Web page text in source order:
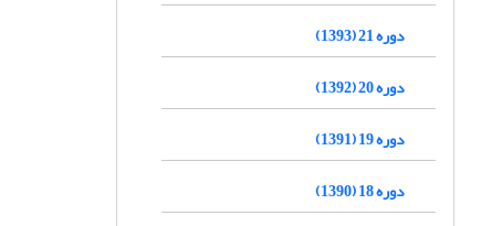
دوره 21 (1393)
دوره 20 (1392)
دوره 19 (1391)
دوره 18 (1390)